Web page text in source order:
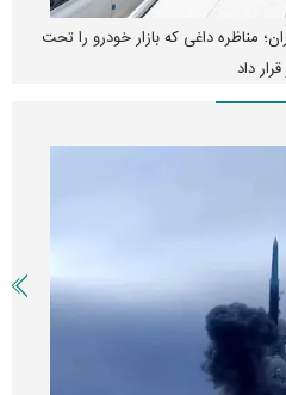
مناظره داغی که بازار خودرو را تحت
داد